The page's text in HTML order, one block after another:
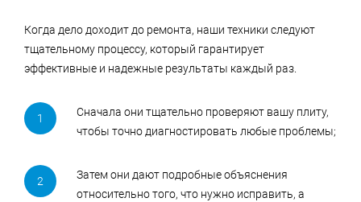
Когда дело доходит до ремонта, наши техники следуют
тщательному процессу, который гарантирует
эффективные и надежные результаты каждый раз.
Сначала они тщательно проверяют вашу плиту,
чтобы точно диагностировать любые проблемы;
Затем они дают подробные объяснения
относительно того, что нужно исправить, а